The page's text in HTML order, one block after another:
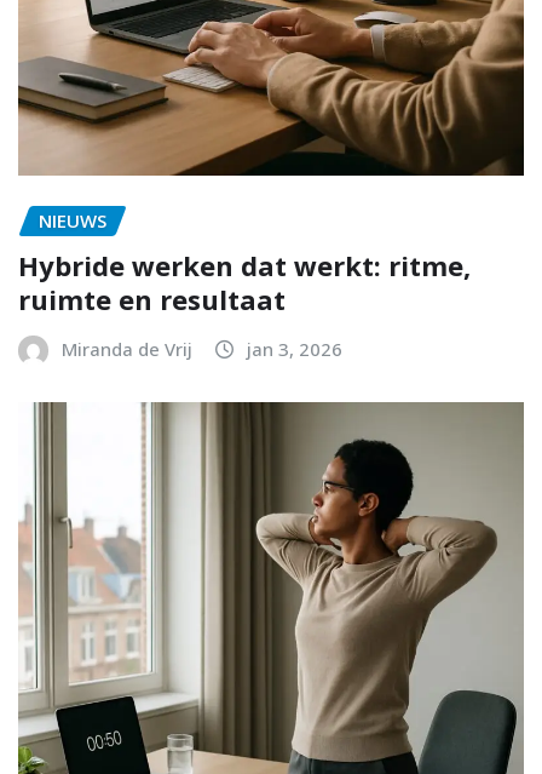
NIEUWS
Hybride werken dat werkt: ritme,
ruimte en resultaat
Miranda de Vrij jan 3, 2026